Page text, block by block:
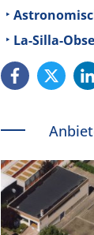
La-Silla-